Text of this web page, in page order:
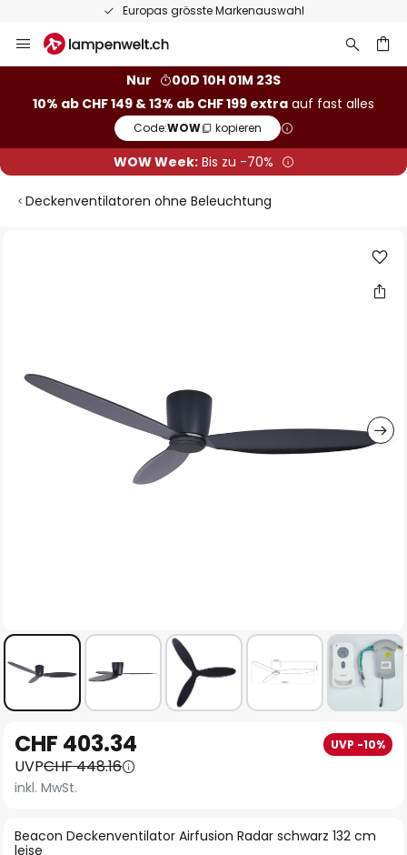
Europas grösste Markenauswahl
Inhalt
Nur
00D 10H 01M 22S
10% ab CHF 149 & 13% ab CHF 199 extra auf fast alles
Code:WOW kopieren
WOW Week:Bis zu -70%
Deckenventilatoren ohne Beleuchtung
Anfang
der
Bildgalerie
Beacon Deckenventilator Airfusion Radar schwarz 132 cm
leise
CHF 403.34 UVP -10%
UVPCHF 448.16
inkl. MwSt.